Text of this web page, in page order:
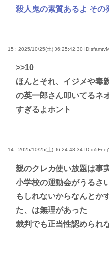
殺人鬼の素質あるよ その
15 : 2025/10/25(土) 06:25:42.30
>>10
ほんとそれ、イジメや毒
の英一郎さん叩いてるネ
すぎるよホント
14 : 2025/10/25(土) 06:24:48.34
親のクレカ使い放題は事
小学校の運動会がうるさ
もしれないからなんとか
た、は無理があった
裁判でも正当性認められ